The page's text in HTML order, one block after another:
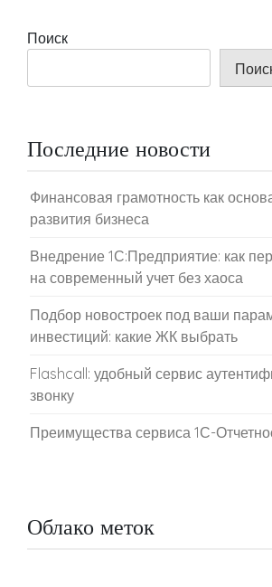
Поиск
Последние новости
Финансовая грамотность как
развития бизнеса
Внедрение 1С:Предприятие: как
на современный учет без хаоса
Подбор новостроек под ваши
инвестиций: какие ЖК выбрать
Flashcall: удобный сервис
звонку
Преимущества сервиса 1С-
Облако меток